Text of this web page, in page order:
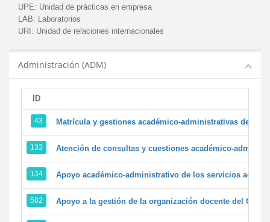
UPE: Unidad de prácticas en empresa
LAB: Laboratorios
URI: Unidad de relaciones internacionales
Administración (ADM)
ID
43 Matrícula y gestiones académico-administrativas de la
133 Atención de consultas y cuestiones académico-
134 Apoyo académico-administrativo de los servicios
502 Apoyo a la gestión de la organización docente del